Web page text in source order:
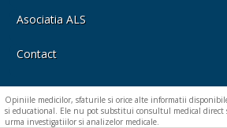
Asociatia ALS
Contact
Opiniile medicilor, sfaturile si orice alte informatii
si educational. Ele nu pot substitui consultul medical
urma investigatiilor si analizelor medicale.